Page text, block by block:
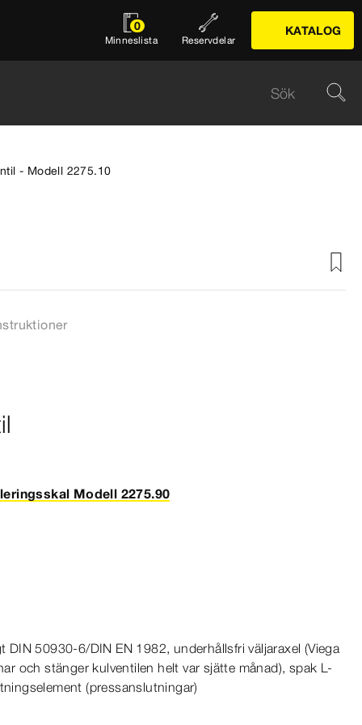
0
Minneslista Reservdelar
KATALOG
- Modell 2275.10
Modell 2275.90
DIN 50930‑6/DIN EN 1982, underhållsfri väljaraxel (Viega
och stänger kulventilen helt var sjätte månad), spak L-​
(pressanslutningar)